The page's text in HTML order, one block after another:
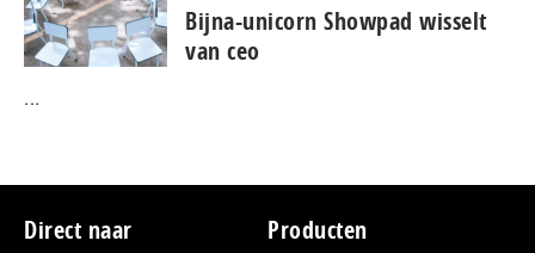
Bijna-unicorn Showpad wisselt
van ceo
...
Footer
Direct naar Producten